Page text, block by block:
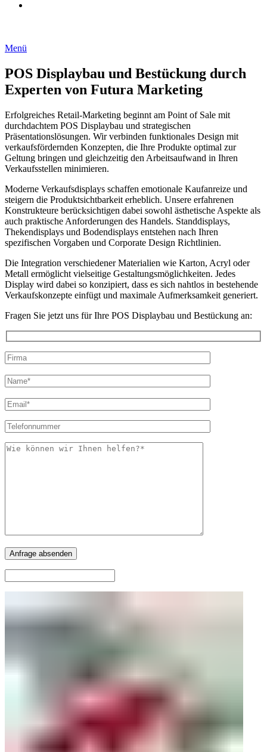
Menü
POS Displaybau und Bestückung durch
Experten von Futura Marketing
Erfolgreiches Retail-Marketing beginnt am Point of Sale mit
durchdachtem POS Displaybau und strategischen
Präsentationslösungen. Wir verbinden funktionales Design mit
verkaufsfördernden Konzepten, die Ihre Produkte optimal zur
Geltung bringen und gleichzeitig den Arbeitsaufwand in Ihren
Verkaufsstellen minimieren.
Moderne Verkaufsdisplays schaffen emotionale Kaufanreize und
steigern die Produktsichtbarkeit erheblich. Unsere erfahrenen
Konstrukteure berücksichtigen dabei sowohl ästhetische Aspekte als
auch praktische Anforderungen des Handels. Standdisplays,
Thekendisplays und Bodendisplays entstehen nach Ihren
spezifischen Vorgaben und Corporate Design Richtlinien.
Die Integration verschiedener Materialien wie Karton, Acryl oder
Metall ermöglicht vielseitige Gestaltungsmöglichkeiten. Jedes
Display wird dabei so konzipiert, dass es sich nahtlos in bestehende
Verkaufskonzepte einfügt und maximale Aufmerksamkeit generiert.
Fragen Sie jetzt uns für Ihre POS Displaybau und Bestückung an:
Bitte
lasse
dieses
Feld
leer.
lasse
Feld
leer.